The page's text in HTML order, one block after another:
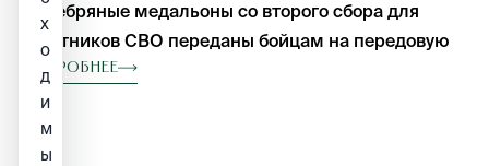
Серебряные медальоны со второго сбора для
участников СВО переданы бойцам на передовую
Подробнее
х
о
д
и
м
ы